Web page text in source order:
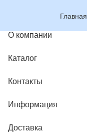
О компании
Каталог
Контакты
Информация
Доставка
Главная